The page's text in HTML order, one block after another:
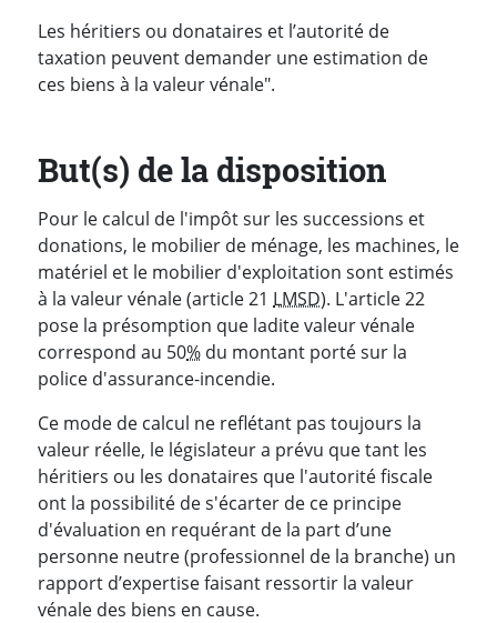
Les héritiers ou donataires et l’autorité de
taxation peuvent demander une estimation de
ces biens à la valeur vénale".
But(s) de la disposition
Pour le calcul de l'impôt sur les successions et
donations, le mobilier de ménage, les machines, le
matériel et le mobilier d'exploitation sont estimés
à la valeur vénale (article 21 LMSD). L'article 22
pose la présomption que ladite valeur vénale
correspond au 50% du montant porté sur la
police d'assurance-incendie.
Ce mode de calcul ne reflétant pas toujours la
valeur réelle, le législateur a prévu que tant les
héritiers ou les donataires que l'autorité fiscale
ont la possibilité de s'écarter de ce principe
d'évaluation en requérant de la part d’une
personne neutre (professionnel de la branche) un
rapport d’expertise faisant ressortir la valeur
vénale des biens en cause.